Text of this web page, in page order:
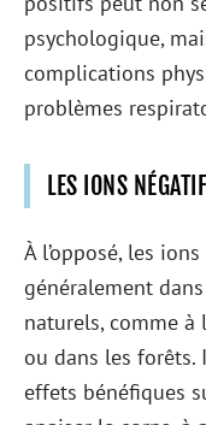
psychologique,
complications
problèmes
LES IONS
À l’opposé, les
généralement
naturels, comme à
ou dans les forêts.
effets bénéfiques